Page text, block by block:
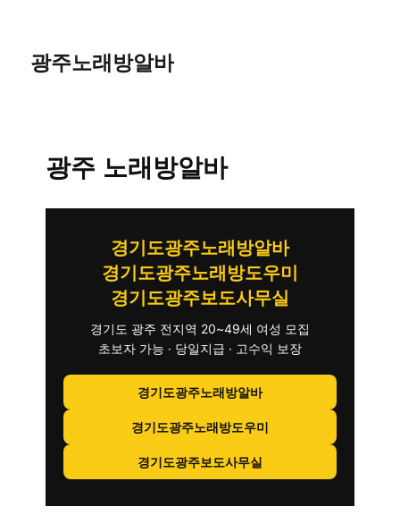
광주노래방알바
광주 노래방알바
경기도광주노래방알바
경기도광주노래방도우미
경기도광주보도사무실
경기도 광주 전지역 20~49세 여성 모집
초보자 가능 · 당일지급 · 고수익 보장
경기도광주노래방알바
경기도광주노래방도우미
경기도광주보도사무실